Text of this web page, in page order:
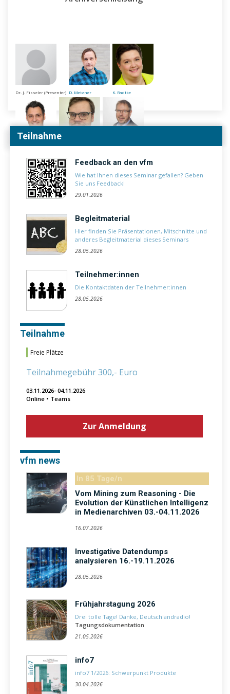
Dr. J. Fisseler (Presenter) D. Metzner K. Radtke
Dr. C. Schmidt B. Wilhelm T. Lehmann (Leitung)
Teilnahme
Feedback an den vfm
Wie hat Ihnen dieses Seminar gefallen? Geben
Sie uns Feedback!
29.01.2026
Begleitmaterial
Hier finden Sie Präsentationen, Mitschnitte und
anderes Begleitmaterial dieses Seminars
28.05.2026
Teilnehmer:innen
Die Kontaktdaten der Teilnehmer:innen
28.05.2026
Teilnahme
Freie Plätze
Teilnahmegebühr 300,- Euro
03.11.2026- 04.11.2026
Online • Teams
Zur Anmeldung
vfm news
In 85 Tage/n
Vom Mining zum Reasoning - Die
Evolution der Künstlichen Intelligenz
in Medienarchiven 03.-04.11.2026
16.07.2026
Investigative Datendumps
analysieren 16.-19.11.2026
28.05.2026
Frühjahrstagung 2026
Drei tolle Tage! Danke, Deutschlandradio!
Tagungsdokumentation
21.05.2026
info7
info7 1/2026: Schwerpunkt Produkte
30.04.2026